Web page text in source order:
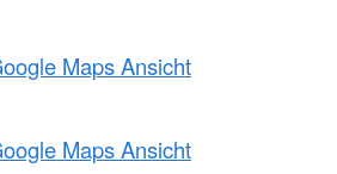
Maps Ansicht
Maps Ansicht